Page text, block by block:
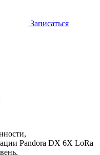
Записаться
Pandora DX 6X LoRa